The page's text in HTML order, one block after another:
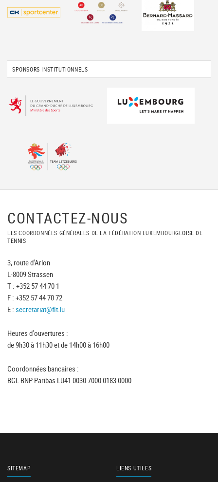
SPONSORS INSTITUTIONNELS
CONTACTEZ-NOUS
LES COORDONNÉES GÉNÉRALES DE LA FÉDÉRATION LUXEMBOURGEOISE DE
TENNIS
3, route d'Arlon
L-8009 Strassen
T : +352 57 44 70 1
F : +352 57 44 70 72
E : secretariat@flt.lu
Heures d'ouvertures :
de 9h30 à 11h30 et de 14h00 à 16h00
Coordonnées bancaires :
BGL BNP Paribas LU41 0030 7000 0183 0000
SITEMAP LIENS UTILES